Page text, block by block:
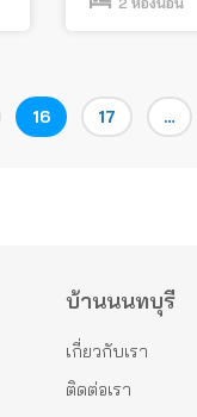
Page
16 Page
17 …
บ้านนนทบุรี
เกี่ยวกับเรา
ติดต่อเรา